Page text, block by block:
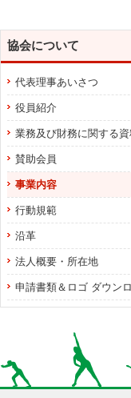
協会について
代表理事あいさつ
役員紹介
業務及び財務に関する
賛助会員
事業内容
行動規範
沿革
法人概要・所在地
申請書類＆ロゴ ダウン